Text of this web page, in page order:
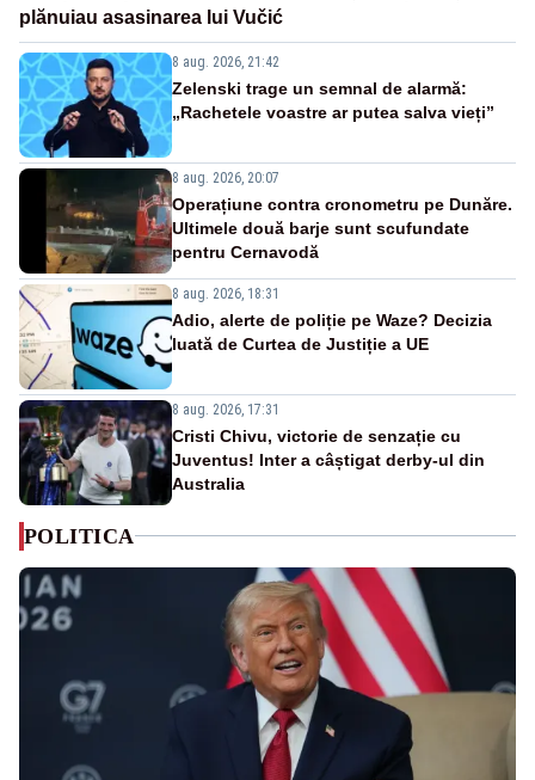
plănuiau asasinarea lui Vučić
8 aug. 2026, 21:42
Zelenski trage un semnal de alarmă:
„Rachetele voastre ar putea salva vieți”
8 aug. 2026, 20:07
Operațiune contra cronometru pe Dunăre.
Ultimele două barje sunt scufundate
pentru Cernavodă
8 aug. 2026, 18:31
Adio, alerte de poliție pe Waze? Decizia
luată de Curtea de Justiție a UE
8 aug. 2026, 17:31
Cristi Chivu, victorie de senzație cu
Juventus! Inter a câștigat derby-ul din
Australia
POLITICA